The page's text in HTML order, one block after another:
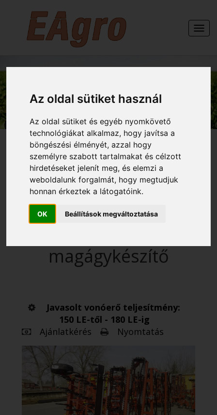
Az oldal sütiket használ
Az oldal sütiket és egyéb nyomkövető
technológiákat alkalmaz, hogy javítsa a
böngészési élményét, azzal hogy
személyre szabott tartalmakat és célzott
hirdetéseket jelenít meg, és elemzi a
weboldalunk forgalmát, hogy megtudjuk
honnan érkeztek a látogatóink.
OK Beállítások megváltoztatása
HELTI 3 sor rugós kapás
7,2 m es függesztett
hidraulikus csukású
magágykészítő
Javasolt vonóerő teljesítmény:
150 LE-től - 180 LE-ig
Ajánlatkérés
Nyomtatás